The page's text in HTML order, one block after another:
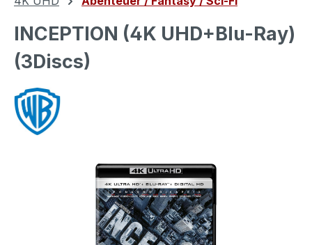
INCEPTION (4K UHD+Blu-Ray)
(3Discs)
Bildergalerie überspringen